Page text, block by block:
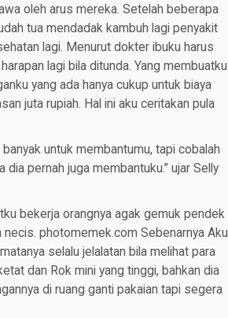
oleh arus mereka. Setelah beberapa
tua mendadak kambuh lagi penyakit
lagi. Menurut dokter ibuku harus
lagi bila ditunda. Yang membuatku
yang ada hanya cukup untuk biaya
juta rupiah. Hal ini aku ceritakan pula
untuk membantumu, tapi cobalah
pernah juga membantuku.” ujar Selly
bekerja orangnya agak gemuk pendek
necis. photomemek.com Sebenarnya Aku
selalu jelalatan bila melihat para
dan Rok mini yang tinggi, bahkan dia
di ruang ganti pakaian tapi segera